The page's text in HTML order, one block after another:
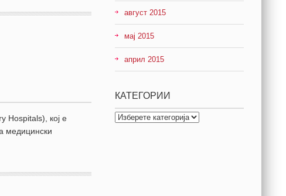
Hospitals), кој е
медицински
август 2015
мај 2015
април 2015
КАТЕГОРИИ
КАТЕГОРИИ